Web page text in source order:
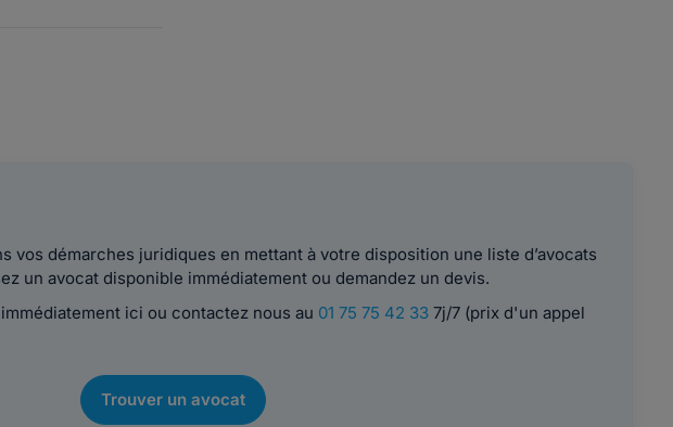
vos démarches juridiques en mettant à votre disposition une liste d’avocats
un avocat disponible immédiatement ou demandez un devis.
ici ou contactez nous au 01 75 75 42 337j/7 (prix d'un appel
Trouver un avocat